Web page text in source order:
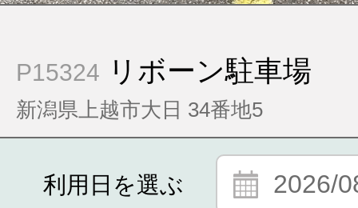
P15324 リボーン駐車場
新潟県上越市大日 34番地5
利用日を選ぶ 2026/